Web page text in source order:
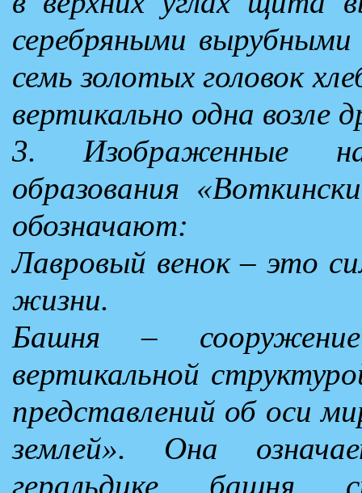
серебряными
семь золотых головок
вертикально одна возле
3. Изображенные на
образования
обозначают:
Лавровый венок – это
жизни.
Башня –
вертикальной
представлений об оси
землей». Она
геральдике башня